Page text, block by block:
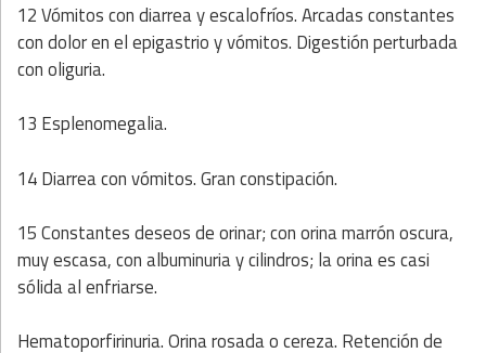
12 Vómitos con diarrea y escalofríos. Arcadas constantes
con dolor en el epigastrio y vómitos. Digestión perturbada
con oliguria.
13 Esplenomegalia.
14 Diarrea con vómitos. Gran constipación.
15 Constantes deseos de orinar; con orina marrón oscura,
muy escasa, con albuminuria y cilindros; la orina es casi
sólida al enfriarse.
Hematoporfirinuria. Orina rosada o cereza. Retención de